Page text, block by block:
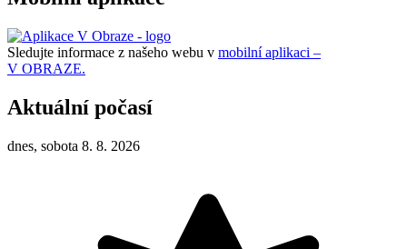
Sledujte informace z našeho webu v mobilní aplikaci –
V OBRAZE.
Aktuální počasí
dnes, sobota 8. 8. 2026